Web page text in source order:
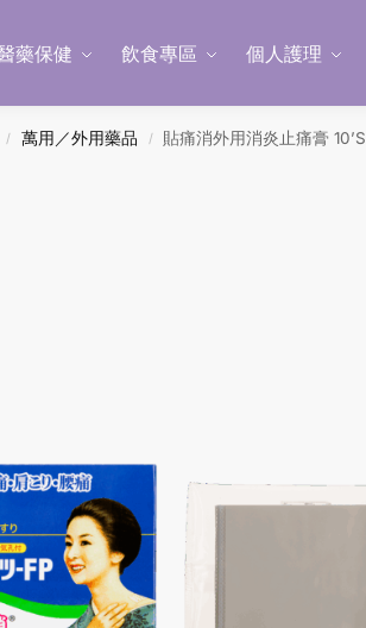
藥保健 飲食專區 個人護理
/ 萬用／外用藥品 / 貼痛消外用消炎止痛膏 10’S